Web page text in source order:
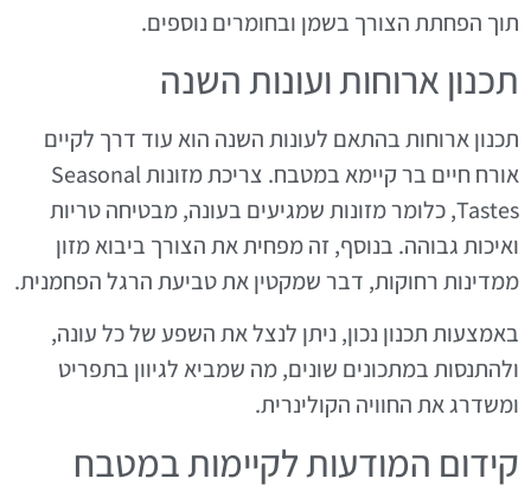
תוך הפחתת הצורך בשמן ובחומרים נוספים.
תכנון ארוחות ועונות השנה
תכנון ארוחות בהתאם לעונות השנה הוא עוד דרך לקיים
אורח חיים בר קיימא במטבח. צריכת מזונות Seasonal
Tastes, כלומר מזונות שמגיעים בעונה, מבטיחה טריות
ואיכות גבוהה. בנוסף, זה מפחית את הצורך ביבוא מזון
ממדינות רחוקות, דבר שמקטין את טביעת הרגל הפחמנית.
באמצעות תכנון נכון, ניתן לנצל את השפע של כל עונה,
ולהתנסות במתכונים שונים, מה שמביא לגיוון בתפריט
ומשדרג את החוויה הקולינרית.
קידום המודעות לקיימות במטבח